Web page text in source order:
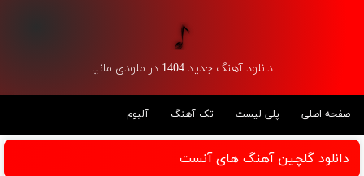
دانلود آهنگ جدید 1404 در ملودی مانیا
صفحه اصلی پلی لیست تک آهنگ آلبوم
دانلود گلچین آهنگ های آنست